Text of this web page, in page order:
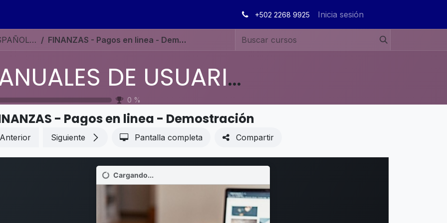
+502 2268 9925 Inicia sesión
MANUALES DE USUARIO EN ESPAÑOL ODOO 19 FINANZAS - Pagos en linea - Demostración
MANUALES DE USUARIO EN ESPAÑOL ODOO 19
0 %
- Pagos en linea - Demostración
Anterior Siguiente Pantalla completa Compartir